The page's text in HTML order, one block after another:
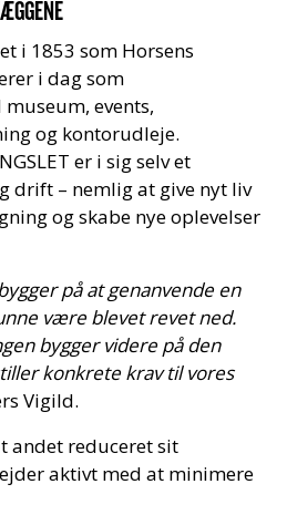
i 1853 som Horsens
i dag som
events,
og kontorudleje.
er i sig selv et
drift – nemlig at give nyt liv
og skabe nye oplevelser
på at genanvende en
være blevet revet ned.
bygger videre på den
konkrete krav til vores
Vigild.
andet reduceret sit
aktivt med at minimere